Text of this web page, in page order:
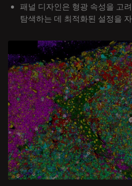
패널 디자인은 형광 속성을 고
탐색하는 데 최적화된 설정을